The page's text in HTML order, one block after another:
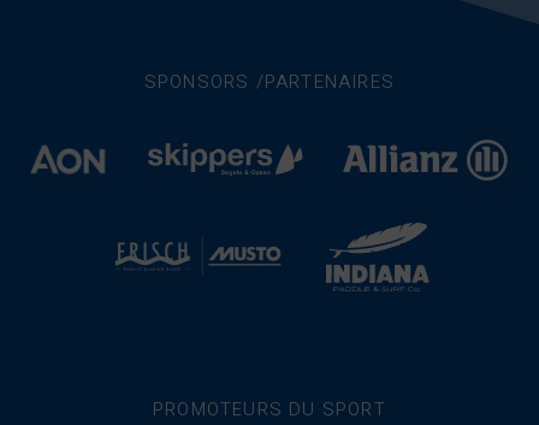
SPONSORS /PARTENAIRES
PROMOTEURS DU SPORT